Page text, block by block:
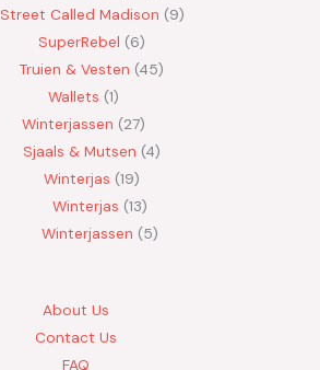
Street Called Madison 9
SuperRebel
6
Truien & Vesten 45
Wallets 1
Winterjassen
27
Sjaals & Mutsen 4
Winterjas 19
Winterjas 13
Winterjassen
5
About Us
Contact Us
FAQ